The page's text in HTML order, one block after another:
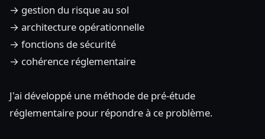
→ gestion du risque au sol
→ architecture opérationnelle
→ fonctions de sécurité
→ cohérence réglementaire
J'ai développé une méthode de pré-étude
réglementaire pour répondre à ce problème.